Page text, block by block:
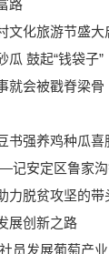
路
文化旅游节盛大
瓜 鼓起“钱袋子”
就会被戳脊梁骨
书强养鸡种瓜喜
记安定区鲁家
力脱贫攻坚的带
展创新之路
员发展葡萄产业